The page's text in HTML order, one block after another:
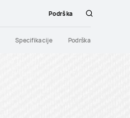
Podrška
Pretraži
Specifikacije Podrška